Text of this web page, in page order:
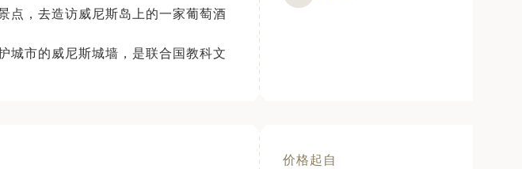
点，去造访威尼斯岛上的一家葡萄酒
城市的威尼斯城墙，是联合国教科文
价格起自